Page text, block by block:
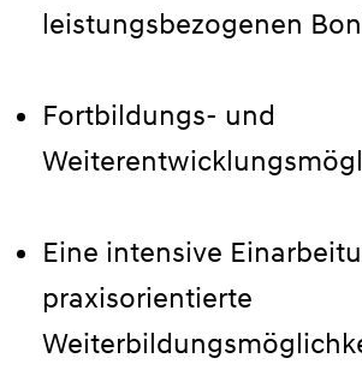
leistungsbezogenen
Fortbildungs- und
Eine intensive
praxisorientierte